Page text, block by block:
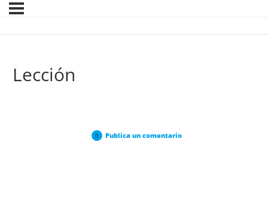
Lección
Publica un comentario